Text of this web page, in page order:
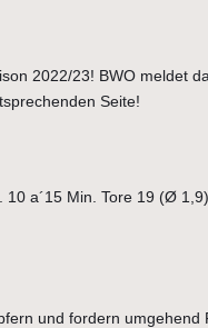
2022/23! BWO meldet
Seite!
10 a´15 Min. Tore 19 (Ø
und fordern umgehend